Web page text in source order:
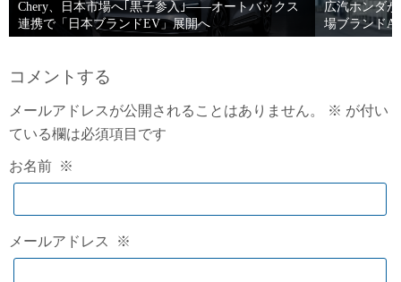
Chery、日本市場へ｢黒子参入｣――オートバックス
連携で「日本ブランドEV」展開へ
広汽ホンダ
場ブランド
コメントする
メールアドレスが公開されることはありません。 ※ が付い
ている欄は必須項目です
お名前 ※
メールアドレス ※